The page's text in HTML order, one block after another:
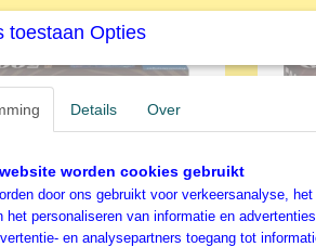
toestaan Opties
Details Over
worden cookies gebruikt
door ons gebruikt voor verkeersanalyse,
het personaliseren van informatie en
en analysepartners toegang tot